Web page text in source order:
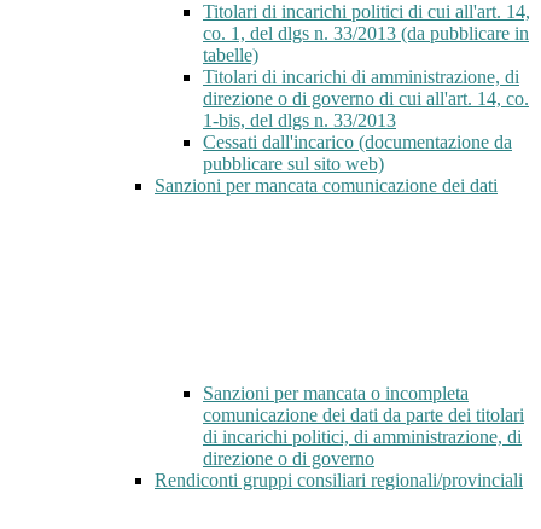
Titolari di incarichi politici di cui all'art. 14,
co. 1, del dlgs n. 33/2013 (da pubblicare in
tabelle)
Titolari di incarichi di amministrazione, di
direzione o di governo di cui all'art. 14, co.
1-bis, del dlgs n. 33/2013
Cessati dall'incarico (documentazione da
pubblicare sul sito web)
Sanzioni per mancata comunicazione dei dati
Sanzioni per mancata o incompleta
comunicazione dei dati da parte dei titolari
di incarichi politici, di amministrazione, di
direzione o di governo
Rendiconti gruppi consiliari regionali/provinciali